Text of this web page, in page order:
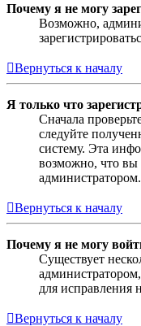
Почему я не могу
Возможно,
Вернуться к началу
Я только что
Сначала
следуйте
систему. Эта
возможно, что вы
администратором.
Вернуться к началу
Почему я не могу
Существует
для исправления
Вернуться к началу